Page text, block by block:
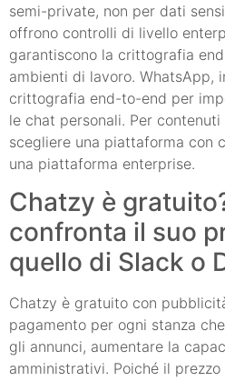
semi-private, non per dati
offrono controlli di livello
garantiscono la crittografia
ambienti di lavoro. WhatsApp,
crittografia end-to-end per
le chat personali. Per
scegliere una piattaforma con
una piattaforma enterprise.
Chatzy è
confronta il suo
quello di Slack o
Chatzy è gratuito con
pagamento per ogni stanza
gli annunci, aumentare la
amministrativi. Poiché il